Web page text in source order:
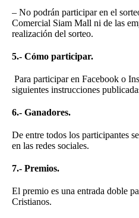
– No podrán participar en el
Comercial Siam Mall ni de las
realización del sorteo.
5.- Cómo participar.
Para participar en Facebook o
siguientes instrucciones
6.- Ganadores.
De entre todos los participantes
en las redes sociales.
7.- Premios.
El premio es una entrada doble
Cristianos.